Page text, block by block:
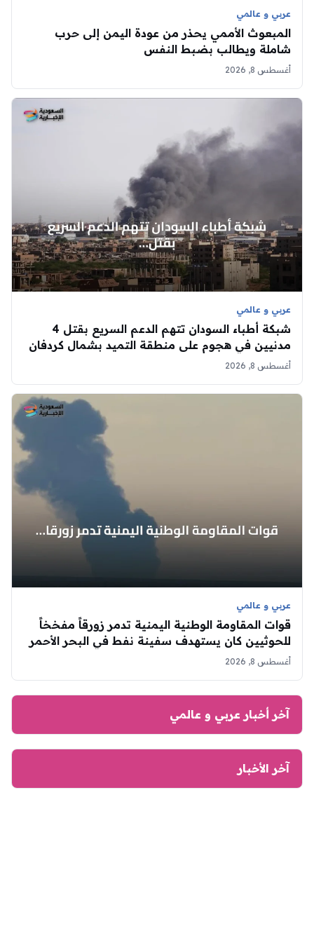
عربي و عالمي
المبعوث الأممي يحذر من عودة اليمن إلى حرب
شاملة ويطالب بضبط النفس
أغسطس 8, 2026
عربي و عالمي
شبكة أطباء السودان تتهم الدعم السريع بقتل 4
مدنيين في هجوم على منطقة التميد بشمال كردفان
أغسطس 8, 2026
عربي و عالمي
قوات المقاومة الوطنية اليمنية تدمر زورقاً مفخخاً
للحوثيين كان يستهدف سفينة نفط في البحر الأحمر
أغسطس 8, 2026
آخر أخبار عربي و عالمي
آخر الأخبار